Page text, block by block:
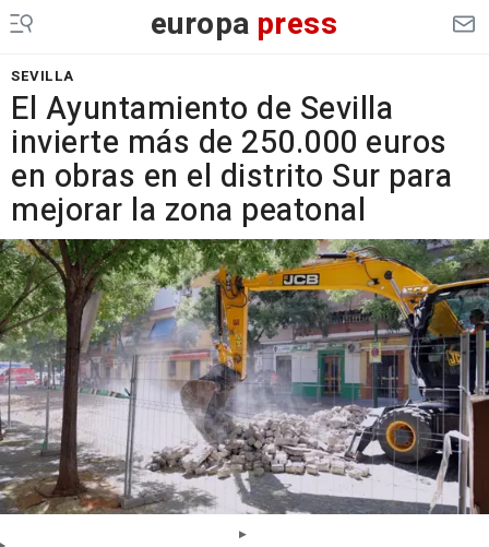
europa press
SEVILLA
El Ayuntamiento de Sevilla
invierte más de 250.000 euros
en obras en el distrito Sur para
mejorar la zona peatonal